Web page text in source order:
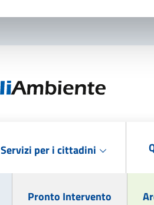
Servizi per i cittadini
Pronto Intervento